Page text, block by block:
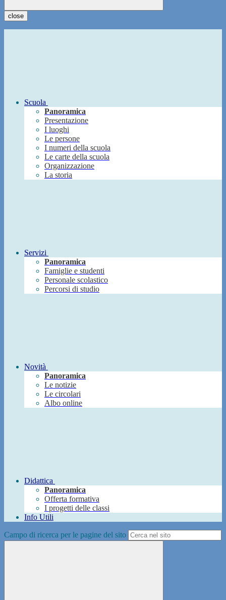
close
Scuola
Panoramica
Presentazione
I luoghi
Le persone
I numeri della scuola
Le carte della scuola
Organizzazione
La storia
Servizi
Panoramica
Famiglie e studenti
Personale scolastico
Percorsi di studio
Novità
Panoramica
Le notizie
Le circolari
Albo online
Didattica
Panoramica
Offerta formativa
I progetti delle classi
Info Utili
Campo di ricerca per le pagine del sito